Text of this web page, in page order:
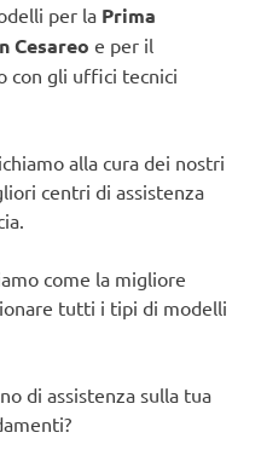
per la Prima
Cesareo e per il
con gli uffici tecnici
alla cura dei nostri
centri di assistenza
come la migliore
tutti i tipi di modelli
di assistenza sulla tua